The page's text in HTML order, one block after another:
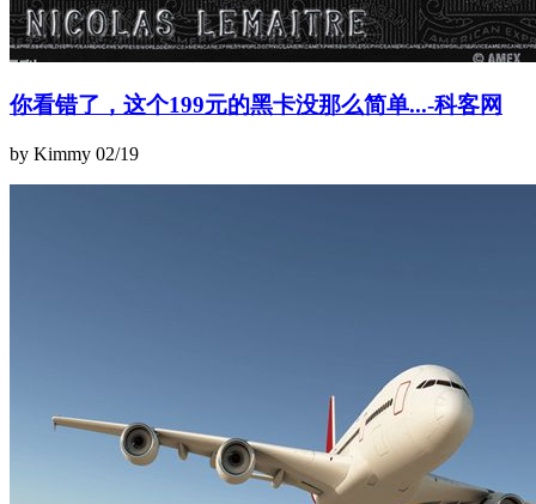
你看错了，这个199元的黑卡没那么简单...-科客网
by Kimmy 02/19